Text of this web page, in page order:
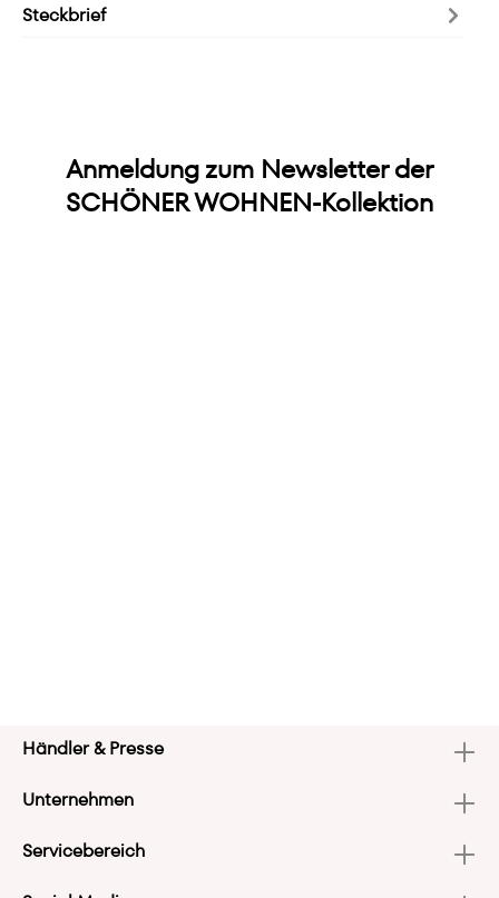
Steckbrief
Anmeldung zum Newsletter der
SCHÖNER WOHNEN-Kollektion
Händler & Presse
Unternehmen
Servicebereich